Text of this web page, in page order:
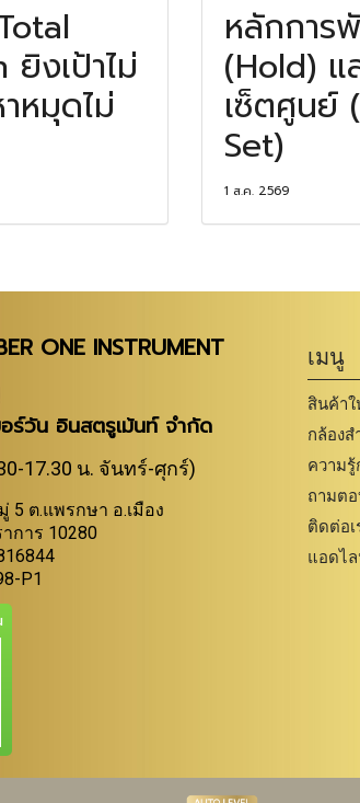
ยิงเป้าไม่
หมุดไม่
หลักการ
(Hold) แ
เซ็ตศูนย์
Set)
1 ส.ค. 2569
ONE INSTRUMENT
ร์วัน อินสตรูเม้นท์ จำกัด
17.30 น. จันทร์-ศุกร์)
5 ต.แพรกษา อ.เมือง
การ 10280
P1
เมนู
สินค้า
กล้องส
ความรู้
ถามต
ติดต่อเ
แอดไ